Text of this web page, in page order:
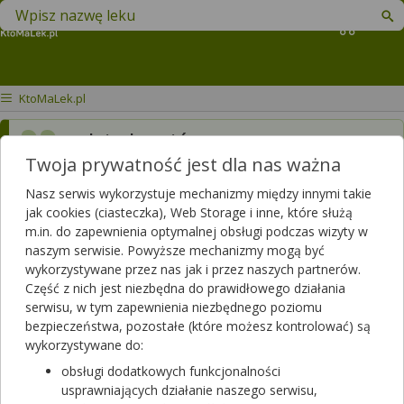
Koszyk
Znajdź lek w swojej okolicy
KtoMaLek.pl
gdzie kupić proszę o nazwy
aptek we Wrocławiu
Zobacz, która apteka w Twoim mieście ma lek
SR.
Sprawdzaj dostępność leków w ponad aptek w całej Polsce!
Twoja prywatność jest dla nas ważna
Nasz serwis wykorzystuje mechanizmy między innymi takie
jak cookies (ciasteczka), Web Storage i inne, które służą
m.in. do zapewnienia optymalnej obsługi podczas wizyty w
naszym serwisie. Powyższe mechanizmy mogą być
wykorzystywane przez nas jak i przez naszych partnerów.
Część z nich jest niezbędna do prawidłowego działania
serwisu, w tym zapewnienia niezbędnego poziomu
bezpieczeństwa, pozostałe (które możesz kontrolować) są
wykorzystywane do:
obsługi dodatkowych funkcjonalności
usprawniających działanie naszego serwisu,